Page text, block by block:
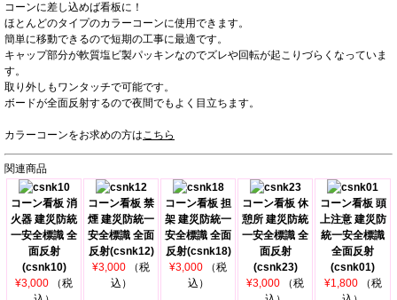
コーンに差し込めば看板に！
ほとんどのタイプのカラーコーンに使用できます。
簡単に移動できるので短期の工事に最適です。
キャップ部分が軟質塩ビ製パッキンなのでズレや回転が起こりづらくなっていま
す。
取り外しもワンタッチで可能です。
ボードが全面反射するので夜間でもよく目立ちます。
カラーコーンをお求めの方はこちら
関連商品
コーン看板 消
火器 建災防統
一安全標識 全
面反射
(csnk10)
¥3,000
（税
コーン看板 禁
煙 建災防統一
安全標識 全面
反射(csnk12)
¥3,000
（税
込）
コーン看板 担
架 建災防統一
安全標識 全面
反射(csnk18)
¥3,000
（税
込）
コーン看板 休
憩所 建災防統
一安全標識 全
面反射
(csnk23)
¥3,000
（税
コーン看板 頭
上注意 建災防
統一安全標識
全面反射
(csnk01)
¥1,800
（税